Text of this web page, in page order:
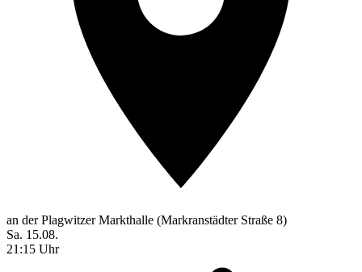
an der Plagwitzer Markthalle (Markranstädter Straße 8)
Sa. 15.08.
21:15 Uhr